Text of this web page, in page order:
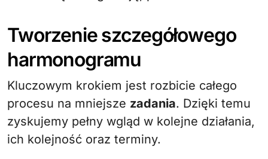
Tworzenie szczegółowego
harmonogramu
Kluczowym krokiem jest rozbicie całego
procesu na mniejsze zadania. Dzięki temu
zyskujemy pełny wgląd w kolejne działania,
ich kolejność oraz terminy.